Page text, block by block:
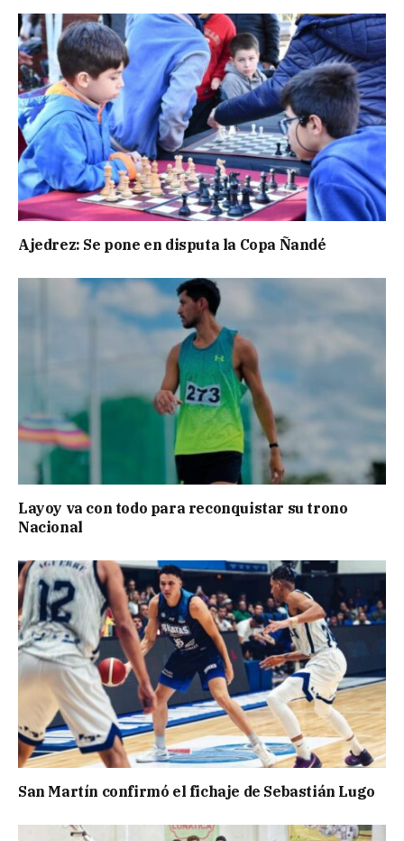
Ajedrez: Se pone en disputa la Copa Ñandé
Layoy va con todo para reconquistar su trono
Nacional
San Martín confirmó el fichaje de Sebastián Lugo